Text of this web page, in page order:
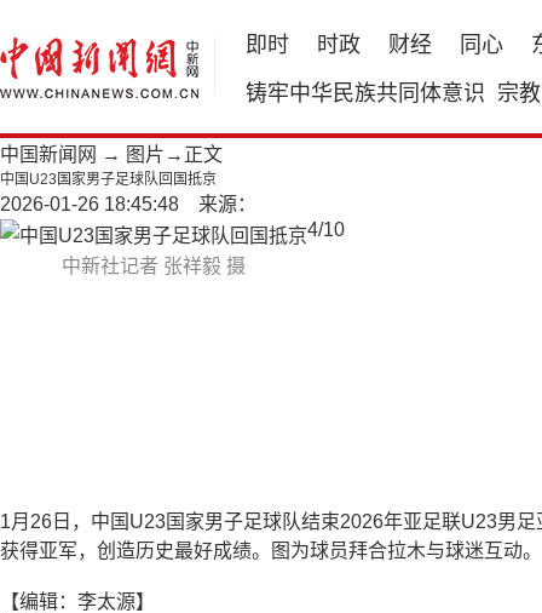
即时 时政 财经 同心
铸牢中华民族共同体意识 宗教
中国新闻网 → 图片 →正文
中国U23国家男子足球队回国抵京
2026-01-26 18:45:48 来源：
中新社记者 张祥毅 摄
4/10
1月26日，中国U23国家男子足球队结束2026年亚足联U23男
获得亚军，创造历史最好成绩。图为球员拜合拉木与球迷互动。
【编辑：李太源】